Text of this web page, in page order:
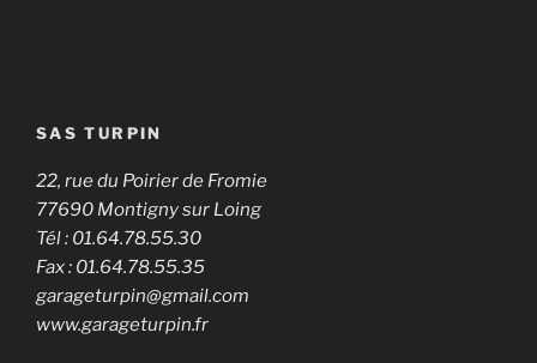
SAS TURPIN
22, rue du Poirier de Fromie
77690 Montigny sur Loing
Tél : 01.64.78.55.30
Fax : 01.64.78.55.35
garageturpin@gmail.com
www.garageturpin.fr